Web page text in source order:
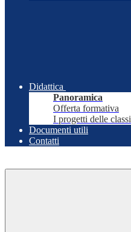
Didattica
Panoramica
Offerta formativa
I progetti delle classi
Documenti utili
Contatti